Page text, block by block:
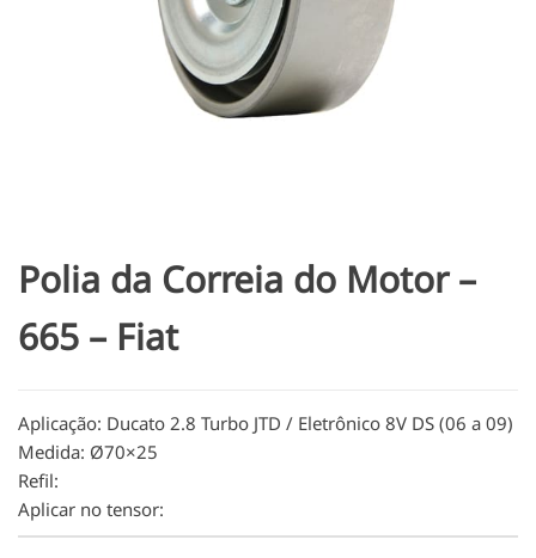
Polia da Correia do Motor –
665 – Fiat
Aplicação: Ducato 2.8 Turbo JTD / Eletrônico 8V DS (06 a 09)
Medida: Ø70×25
Refil:
Aplicar no tensor: